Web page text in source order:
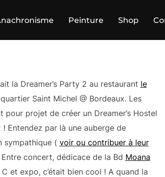
Peinture Shop
la Dreamer’s Party 2 au restaurant le
Saint Michel @ Bordeaux. Les
pour projet de créer un Dreamer’s Hostel
! Entendez par là une auberge de
sympathique ( voir ou contribuer à leur
concert, dédicace de la Bd Moana
et expo, c’était bien cool ! A quand la